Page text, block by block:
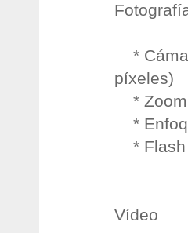
*
píxeles)
* Zoom
*
* Flash
Vídeo